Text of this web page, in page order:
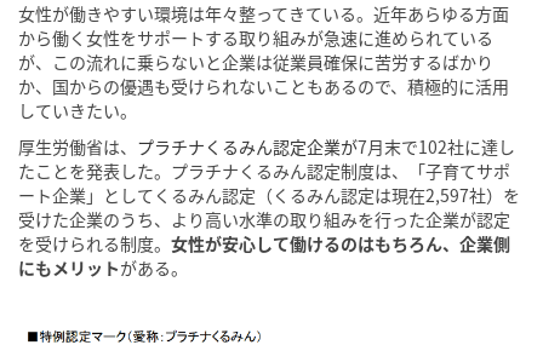
女性が働きやすい環境は年々整ってきている。近年あらゆる方面
から働く女性をサポートする取り組みが急速に進められている
が、この流れに乗らないと企業は従業員確保に苦労するばかり
か、国からの優遇も受けられないこともあるので、積極的に活用
していきたい。
厚生労働省は、 プラチナくるみん認定企業が7月末で102社に達し
たことを発表した。プラチナくるみん認定制度は、「子育てサポ
ート企業」としてくるみん認定（くるみん認定は現在2,597社）を
受けた企業のうち、より高い水準の取り組みを行った企業が認定
を受けられる制度。 女性が安心して働けるのはもちろん、企業側
にもメリットがある。